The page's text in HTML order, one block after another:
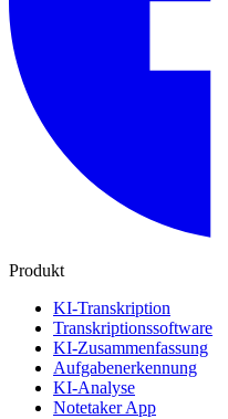
Produkt
KI-Transkription
Transkriptionssoftware
KI-Zusammenfassung
Aufgabenerkennung
KI-Analyse
Notetaker App